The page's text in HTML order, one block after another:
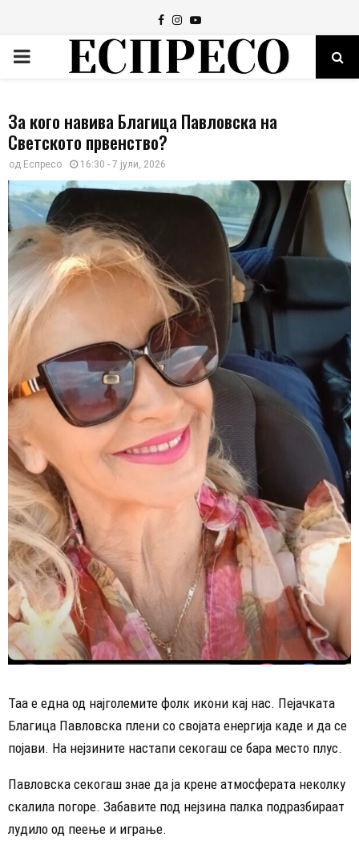
Facebook
Instagram
Youtube
PRIMARY
За кого навива Благица Павловска на
Светското првенство?
од Еспресо 16:30 - 7 јули, 2026
Таа е една од најголемите фолк икони кај нас. Пејачката
Благица Павловска плени со својата енергија каде и да се
појави. На нејзините настапи секогаш се бара место плус.
Павловска секогаш знае да ја крене атмосферата неколку
скалила погоре. Забавите под нејзина палка подразбираат
лудило од пеење и играње.